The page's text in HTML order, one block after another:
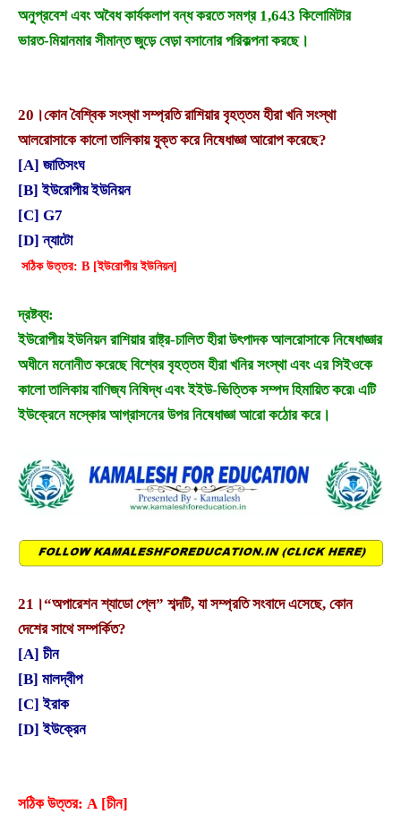
অনুপ্রবেশ এবং অবৈধ কার্যকলাপ বন্ধ করতে সমগ্র 1,643 কিলোমিটার
ভারত-মিয়ানমার সীমান্ত জুড়ে বেড়া বসানোর পরিকল্পনা করছে।
20।কোন বৈশ্বিক সংস্থা সম্প্রতি রাশিয়ার বৃহত্তম হীরা খনি সংস্থা
আলরোসাকে কালো তালিকায় যুক্ত করে নিষেধাজ্ঞা আরোপ করেছে?
[A] জাতিসংঘ
[B] ইউরোপীয় ইউনিয়ন
[C] G7
[D] ন্যাটো
সঠিক উত্তর: B [ইউরোপীয় ইউনিয়ন]
দ্রষ্টব্য:
ইউরোপীয় ইউনিয়ন রাশিয়ার রাষ্ট্র-চালিত হীরা উৎপাদক আলরোসাকে নিষেধাজ্ঞার
অধীনে মনোনীত করেছে বিশ্বের বৃহত্তম হীরা খনির সংস্থা এবং এর সিইওকে
কালো তালিকায় বাণিজ্য নিষিদ্ধ এবং ইইউ-ভিত্তিক সম্পদ হিমায়িত করে৷ এটি
ইউক্রেনে মস্কোর আগ্রাসনের উপর নিষেধাজ্ঞা আরো কঠোর করে।
21।“অপারেশন শ্যাডো প্লে” শব্দটি, যা সম্প্রতি সংবাদে এসেছে, কোন
দেশের সাথে সম্পর্কিত?
[A] চীন
[B] মালদ্বীপ
[C] ইরাক
[D] ইউক্রেন
সঠিক উত্তর: A [চীন]